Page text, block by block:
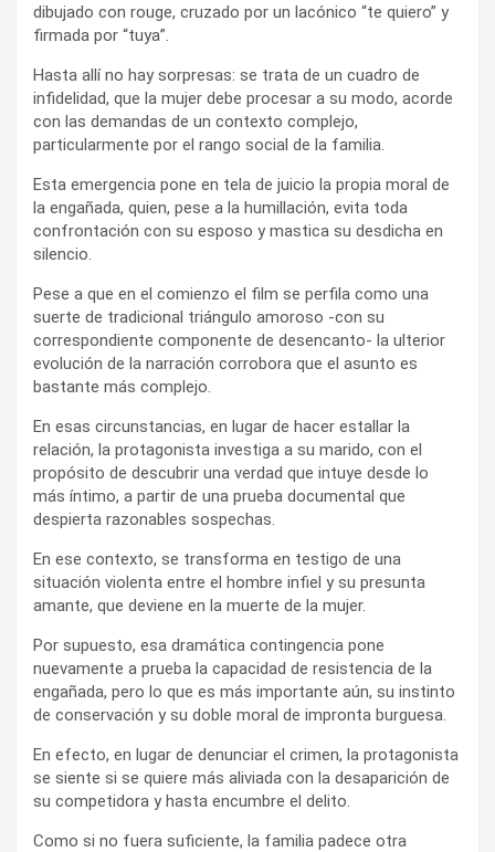
dibujado con rouge, cruzado por un lacónico “te quiero” y
firmada por “tuya”.
Hasta allí no hay sorpresas: se trata de un cuadro de
infidelidad, que la mujer debe procesar a su modo, acorde
con las demandas de un contexto complejo,
particularmente por el rango social de la familia.
Esta emergencia pone en tela de juicio la propia moral de
la engañada, quien, pese a la humillación, evita toda
confrontación con su esposo y mastica su desdicha en
silencio.
Pese a que en el comienzo el film se perfila como una
suerte de tradicional triángulo amoroso -con su
correspondiente componente de desencanto- la ulterior
evolución de la narración corrobora que el asunto es
bastante más complejo.
En esas circunstancias, en lugar de hacer estallar la
relación, la protagonista investiga a su marido, con el
propósito de descubrir una verdad que intuye desde lo
más íntimo, a partir de una prueba documental que
despierta razonables sospechas.
En ese contexto, se transforma en testigo de una
situación violenta entre el hombre infiel y su presunta
amante, que deviene en la muerte de la mujer.
Por supuesto, esa dramática contingencia pone
nuevamente a prueba la capacidad de resistencia de la
engañada, pero lo que es más importante aún, su instinto
de conservación y su doble moral de impronta burguesa.
En efecto, en lugar de denunciar el crimen, la protagonista
se siente si se quiere más aliviada con la desaparición de
su competidora y hasta encumbre el delito.
Como si no fuera suficiente, la familia padece otra